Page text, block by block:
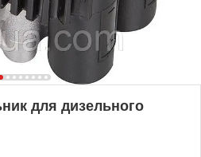
для дизельного